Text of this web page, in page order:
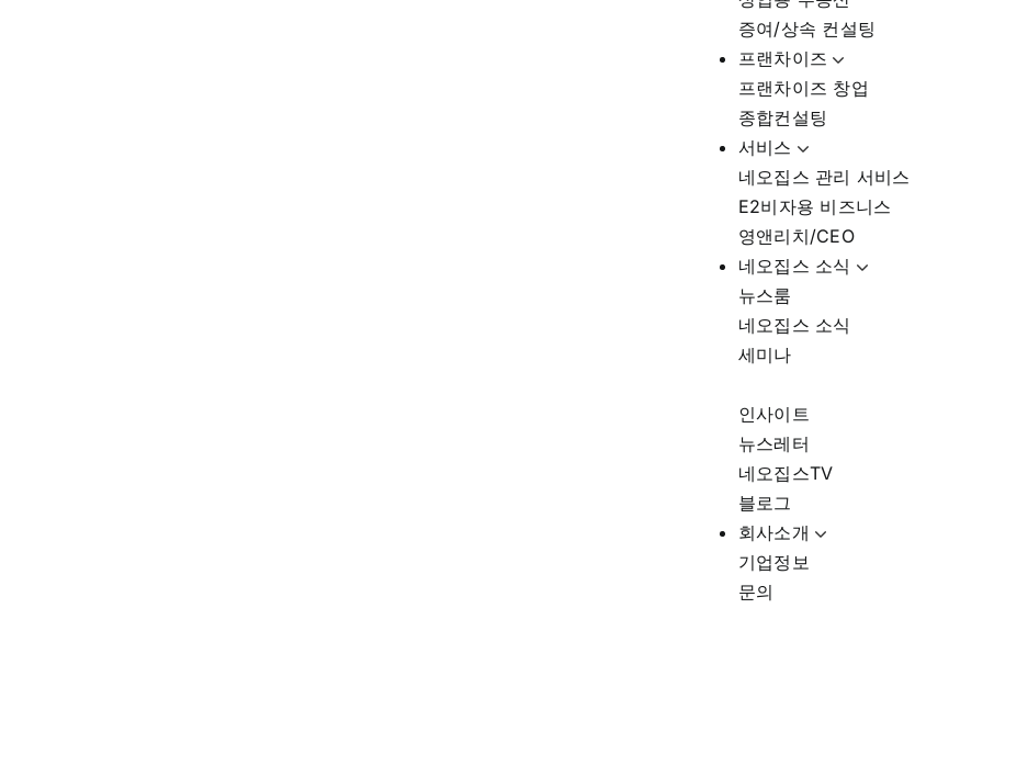
증여/상속 컨설팅
프랜차이즈
프랜차이즈 창업
종합컨설팅
서비스
네오집스 관리 서비스
E2비자용 비즈니스
영앤리치/CEO
네오집스 소식
뉴스룸
네오집스 소식
세미나
인사이트
뉴스레터
네오집스TV
블로그
회사소개
기업정보
문의